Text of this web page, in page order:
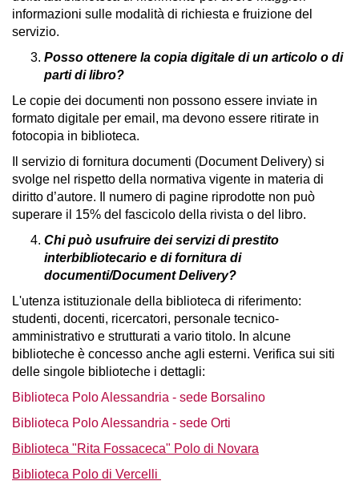
informazioni sulle modalità di richiesta e fruizione del
servizio.
Posso ottenere la copia digitale di un articolo o di
parti di libro?
Le copie dei documenti non possono essere inviate in
formato digitale per email, ma devono essere ritirate in
fotocopia in biblioteca.
Il servizio di fornitura documenti (Document Delivery) si
svolge nel rispetto della normativa vigente in materia di
diritto d’autore. Il numero di pagine riprodotte non può
superare il 15% del fascicolo della rivista o del libro.
Chi può usufruire dei servizi di prestito
interbibliotecario e di fornitura di
documenti/Document Delivery?
L'utenza istituzionale della biblioteca di riferimento:
studenti, docenti, ricercatori, personale tecnico-
amministrativo e strutturati a vario titolo. In alcune
biblioteche è concesso anche agli esterni. Verifica sui siti
delle singole biblioteche i dettagli:
Biblioteca Polo Alessandria - sede Borsalino
Biblioteca Polo Alessandria - sede Orti
Biblioteca "Rita Fossaceca" Polo di Novara
Biblioteca Polo di Vercelli